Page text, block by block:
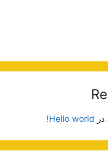
در Hello world!